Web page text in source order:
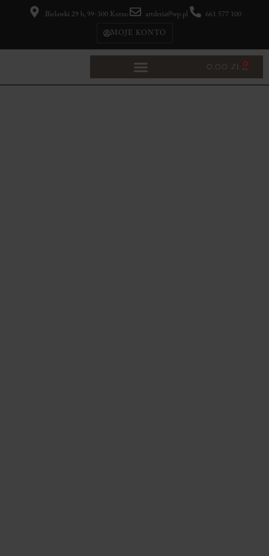
MOJE KONTO
Bielawki 29 b, 99-300 Kutno artderia@wp.pl 661 577 100
0,00 ZŁ 0